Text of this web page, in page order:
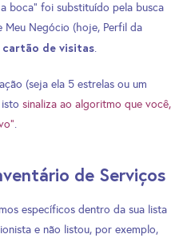
boca” foi substituído pela busca
Meu Negócio (hoje, Perfil da
cartão de visitas.
(seja ela 5 estrelas ou um
sinaliza ao algoritmo que você,
.
de Serviços
específicos dentro da sua lista
e não listou, por exemplo,